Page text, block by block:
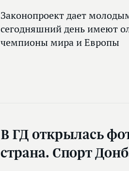
Законопроект дает
сегодняшний день имеют
чемпионы мира и Европы
В ГД открылась
страна. Спорт